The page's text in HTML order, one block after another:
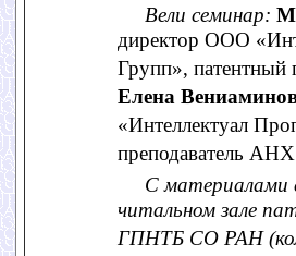
Вели семинар:
директор ООО
Групп»,
Елена
«Интеллектуал
преподаватель
С материалами
читальном зале
ГПНТБ СО РАН